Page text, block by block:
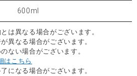
600ml
は異なる場合がございます。
異なる場合がございます。
ない場合がございます。
はこちら
になる場合がございます。